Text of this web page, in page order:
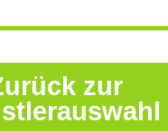
zur